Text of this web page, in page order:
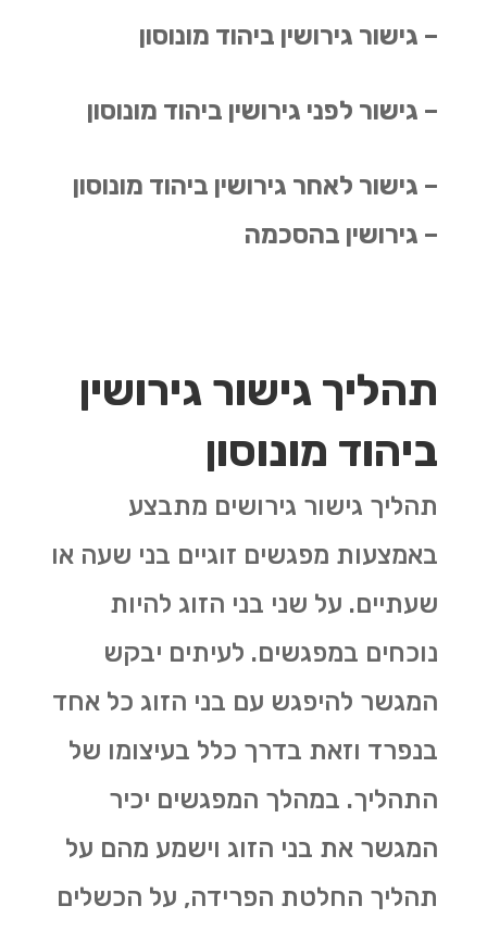
– גישור גירושין ביהוד מונוסון
– גישור לפני גירושין ביהוד מונוסון
– גישור לאחר גירושין ביהוד מונוסון
– גירושין בהסכמה
תהליך גישור גירושין
ביהוד מונוסון
תהליך גישור גירושים מתבצע
באמצעות מפגשים זוגיים בני שעה או
שעתיים. על שני בני הזוג להיות
נוכחים במפגשים. לעיתים יבקש
המגשר להיפגש עם בני הזוג כל אחד
בנפרד וזאת בדרך כלל בעיצומו של
התהליך. במהלך המפגשים יכיר
המגשר את בני הזוג וישמע מהם על
תהליך החלטת הפרידה, על הכשלים